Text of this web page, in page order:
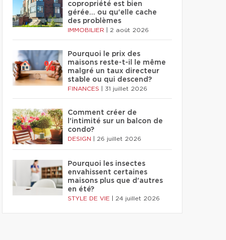
copropriété est bien
gérée… ou qu'elle cache
des problèmes
IMMOBILIER 2 août 2026
Pourquoi le prix des
maisons reste-t-il le même
malgré un taux directeur
stable ou qui descend?
FINANCES 31 juillet 2026
Comment créer de
l'intimité sur un balcon de
condo?
DESIGN 26 juillet 2026
Pourquoi les insectes
envahissent certaines
maisons plus que d'autres
en été?
STYLE DE VIE 24 juillet 2026